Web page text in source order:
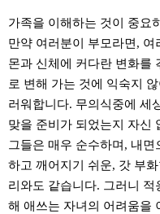
가족을 이해하는 것이 중요
만약 여러분이 부모라면,
몬과 신체에 커다란 변화를
로 변해 가는 것에 익숙지
러워합니다. 무의식중에 세
맞을 준비가 되었는지 자신
그들은 매우 순수하며, 내면
하고 깨어지기 쉬운, 갓 부
리와도 같습니다. 그러니 적
해 애쓰는 자녀의 어려움을